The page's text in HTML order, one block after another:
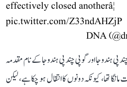
effectively closed anotherâ¦
pic.twitter.com/Z33ndAHZjP
ہندوجا اور گوپی چند پی ہندوجا کے نام مقدمہ
تھا، کیونکہ دونوں کا انتقال ہو چکا ہے، لیکن